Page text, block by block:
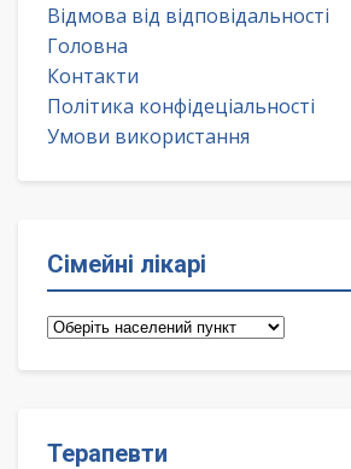
Відмова від відповідальності
Головна
Контакти
Політика конфідеціальності
Умови використання
Сімейні лікарі
Сімейні
Терапевти